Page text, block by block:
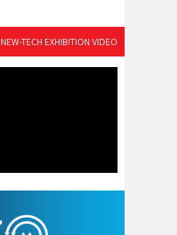
NEW-TECH EXHIBITION VIDEO